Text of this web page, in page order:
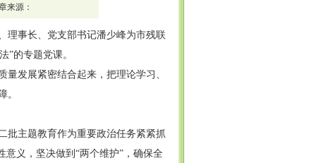
来源：
理事长、党支部书记潘少峰为市残联
”的专题党课。
发展紧密结合起来，把理论学习、
。
批主题教育作为重要政治任务紧紧抓
义，坚决做到“两个维护”，确保全